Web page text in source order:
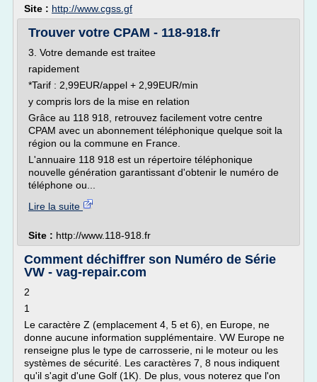
Site : http://www.cgss.gf
Trouver votre CPAM - 118-918.fr
3. Votre demande est traitee
rapidement
*Tarif : 2,99EUR/appel + 2,99EUR/min
y compris lors de la mise en relation
Grâce au 118 918, retrouvez facilement votre centre
CPAM avec un abonnement téléphonique quelque soit la
région ou la commune en France.
L'annuaire 118 918 est un répertoire téléphonique
nouvelle génération garantissant d'obtenir le numéro de
téléphone ou...
Lire la suite
Site : http://www.118-918.fr
Comment déchiffrer son Numéro de Série
VW - vag-repair.com
2
1
Le caractère Z (emplacement 4, 5 et 6), en Europe, ne
donne aucune information supplémentaire. VW Europe ne
renseigne plus le type de carrosserie, ni le moteur ou les
systèmes de sécurité. Les caractères 7, 8 nous indiquent
qu'il s'agit d'une Golf (1K). De plus, vous noterez que l'on